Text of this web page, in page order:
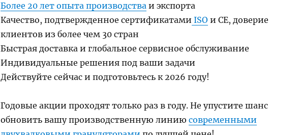
Более 20 лет опыта производстваи экспорта
Качество, подтвержденное сертификатами ISO и CE, доверие
клиентов из более чем 30 стран
Быстрая доставка и глобальное сервисное обслуживание
Индивидуальные решения под ваши задачи
Действуйте сейчас и подготовьтесь к 2026 году!
Годовые акции проходят только раз в году. Не упустите шанс
обновить вашу производственную линию современными